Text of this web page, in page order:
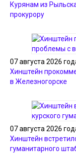
Курянам из
прокурору
07 августа 2026
Хинштейн
в Железногорске
07 августа 2026
Хинштейн
гуманитарного